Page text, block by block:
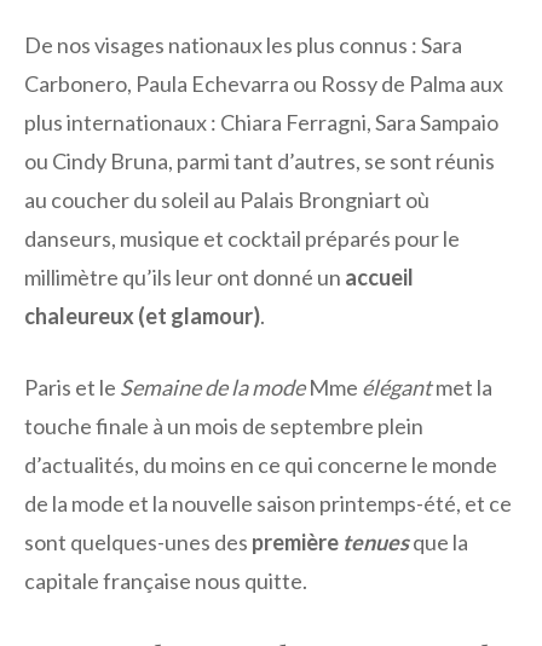
De nos visages nationaux les plus connus : Sara
Carbonero, Paula Echevarra ou Rossy de Palma aux
plus internationaux : Chiara Ferragni, Sara Sampaio
ou Cindy Bruna, parmi tant d’autres, se sont réunis
au coucher du soleil au Palais Brongniart où
danseurs, musique et cocktail préparés pour le
millimètre qu’ils leur ont donné un accueil
chaleureux (et glamour).
Paris et le Semaine de la modeMme élégantmet la
touche finale à un mois de septembre plein
d’actualités, du moins en ce qui concerne le monde
de la mode et la nouvelle saison printemps-été, et ce
sont quelques-unes des première tenuesque la
capitale française nous quitte.